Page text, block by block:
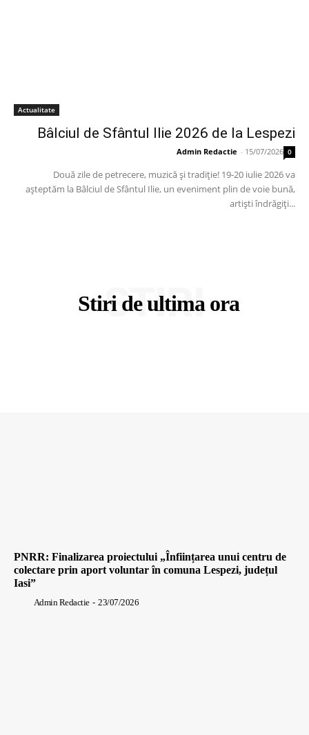
Actualitate
Bâlciul de Sfântul Ilie 2026 de la Lespezi
Admin Redactie - 15/07/2026 0
Două zile de petrecere, muzică și tradiție! 19-20 iulie 2026 va
așteptăm la Bâlciul de Sfântul Ilie, un eveniment plin de voie bună,
artiști îndrăgiți...
Stiri de ultima ora
STIRI
PNRR: Finalizarea proiectului „Înființarea unui centru de
colectare prin aport voluntar în comuna Lespezi, județul
Iasi”
Admin Redactie - 23/07/2026